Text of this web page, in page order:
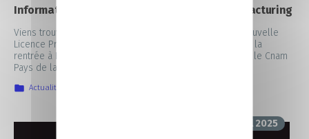
Information collective Licence Pro Lean Manufacturing
Viens trouver ton entreprise d’accueil pour intégrer la nouvelle
Licence Pro Lean Manufacturing, en alternance, ouverte à la
rentrée à Évron en collaboration avec la CCI Mayenne et le Cnam
Pays de la Loire.
Actualités
8 avril 2025